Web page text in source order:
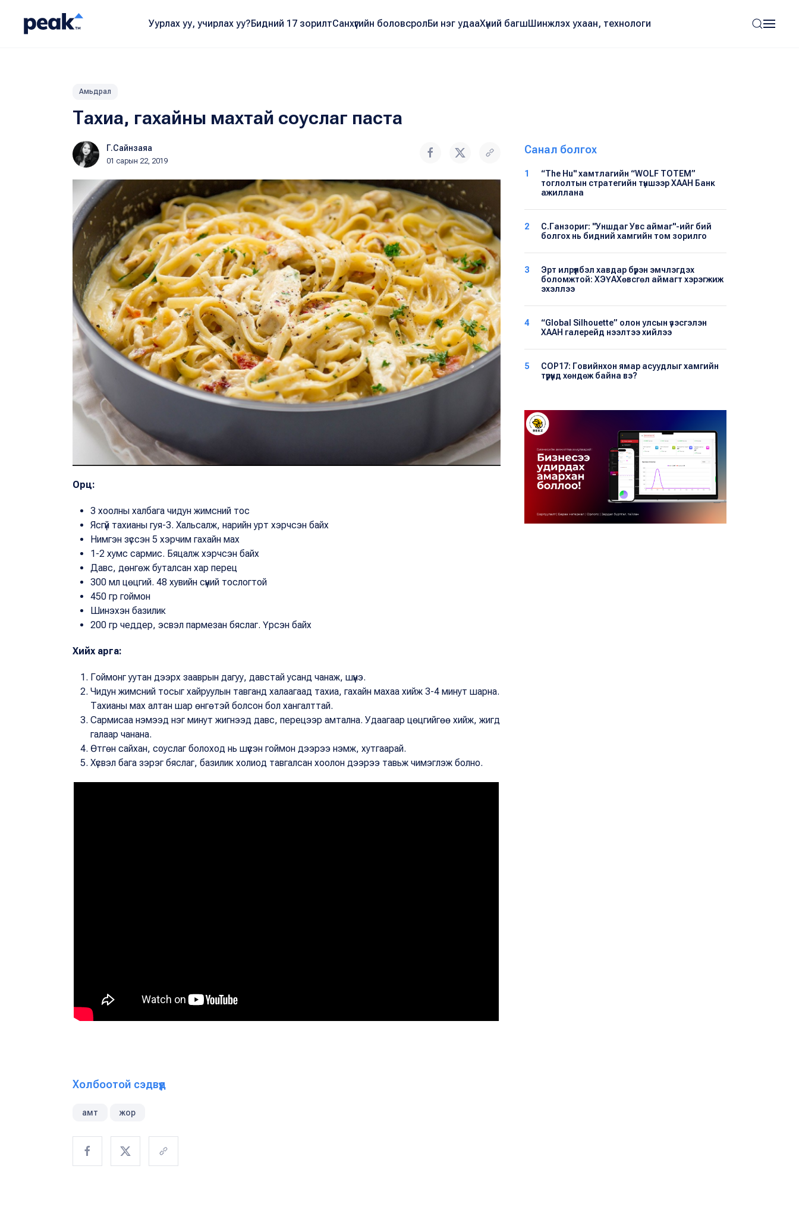
Уурлах уу, учирлах уу?Бидний 17 зорилтСанхүүгийн боловсролБи нэг удааХүний багшШинжлэх ухаан, технологи
Амьдрал
Тахиа, гахайны махтай соуслаг паста
Г.Сайнзаяа
01 сарын 22, 2019
Орц:
3 хоолны халбага чидун жимсний тос
Ясгүй тахианы гуя-3. Хальсалж, нарийн урт хэрчсэн байх
Нимгэн зүссэн 5 хэрчим гахайн мах
1-2 хумс сармис. Бяцалж хэрчсэн байх
Давс, дөнгөж буталсан хар перец
300 мл цөцгий. 48 хувийн сүүний тослогтой
450 гр гоймон
Шинэхэн базилик
200 гр чеддер, эсвэл пармезан бяслаг. Үрсэн байх
Хийх арга:
Гоймонг уутан дээрх зааврын дагуу, давстай усанд чанаж, шүүнэ.
Чидун жимсний тосыг хайруулын тавганд халаагаад тахиа, гахайн махаа хийж 3-4 минут шарна.
Тахианы мах алтан шар өнгөтэй болсон бол хангалттай.
Сармисаа нэмээд нэг минут жигнээд давс, перецээр амтална. Удаагаар цөцгийгөө хийж, жигд
галаар чанана.
Өтгөн сайхан, соуслаг болоход нь шүүсэн гоймон дээрээ нэмж, хутгаарай.
Хүсвэл бага зэрэг бяслаг, базилик холиод тавгалсан хоолон дээрээ тавьж чимэглэж болно.
Холбоотой сэдвүүд
амт жор
Санал болгох
1
“The Hu" хамтлагийн “WOLF TOTEM”
тоглолтын стратегийн түншээр ХААН Банк
ажиллана
2
С.Ганзориг: "Уншдаг Увс аймаг"-ийг бий
болгох нь бидний хамгийн том зорилго
3
Эрт илрүүлбэл хавдар бүрэн эмчлэгдэх
боломжтой: ХЭҮА​Хөвсгөл аймагт хэрэгжиж
эхэллээ
4
“Global Silhouette” олон улсын үзэсгэлэн
ХААН галерейд нээлтээ хийлээ
5
COP17: Говийнхон ямар асуудлыг хамгийн
түрүүнд хөндөж байна вэ?